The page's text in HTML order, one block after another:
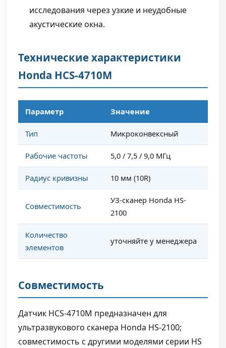
исследования через узкие и неудобные
акустические окна.
Технические характеристики
Honda HCS-4710M
Параметр Значение
Тип Микроконвексный
Рабочие частоты 5,0 / 7,5 / 9,0 МГц
Радиус кривизны 10 мм (10R)
Совместимость
УЗ-сканер Honda HS-
2100
Количество
элементов
уточняйте у менеджера
Совместимость
Датчик HCS-4710M предназначен для
ультразвукового сканера Honda HS-2100;
совместимость с другими моделями серии HS